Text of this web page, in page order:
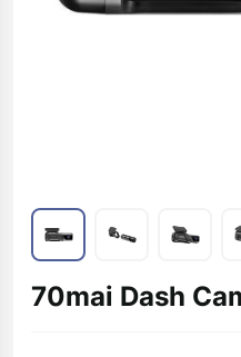
70mai Dash